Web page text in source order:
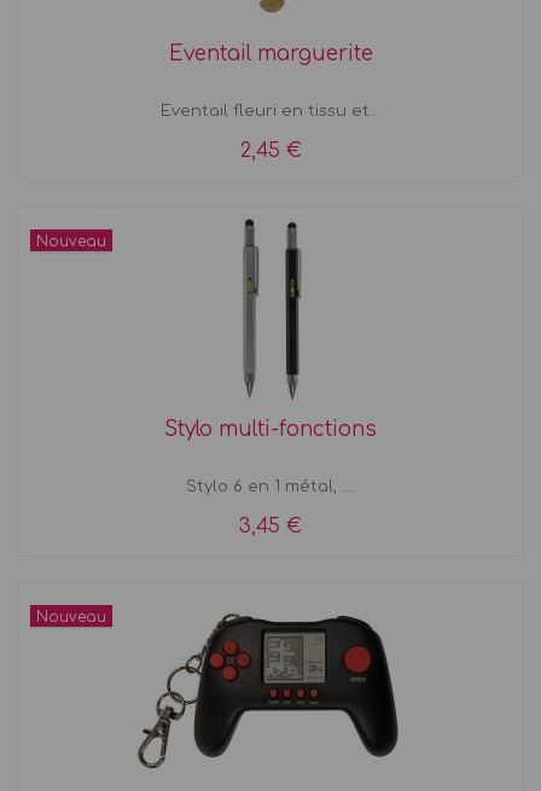
Eventail marguerite
Eventail fleuri en tissu et...
2,45 €
Nouveau
Stylo multi-fonctions
Stylo 6 en 1 métal, ....
3,45 €
Nouveau